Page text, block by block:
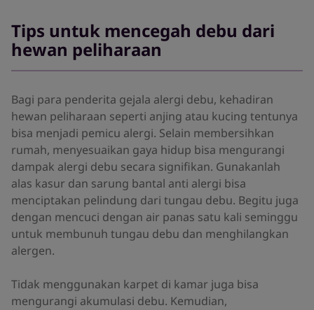
Tips untuk mencegah debu dari
hewan peliharaan
Bagi para penderita gejala alergi debu, kehadiran
hewan peliharaan seperti anjing atau kucing tentunya
bisa menjadi pemicu alergi. Selain membersihkan
rumah, menyesuaikan gaya hidup bisa mengurangi
dampak alergi debu secara signifikan. Gunakanlah
alas kasur dan sarung bantal anti alergi bisa
menciptakan pelindung dari tungau debu. Begitu juga
dengan mencuci dengan air panas satu kali seminggu
untuk membunuh tungau debu dan menghilangkan
alergen.
Tidak menggunakan karpet di kamar juga bisa
mengurangi akumulasi debu. Kemudian,